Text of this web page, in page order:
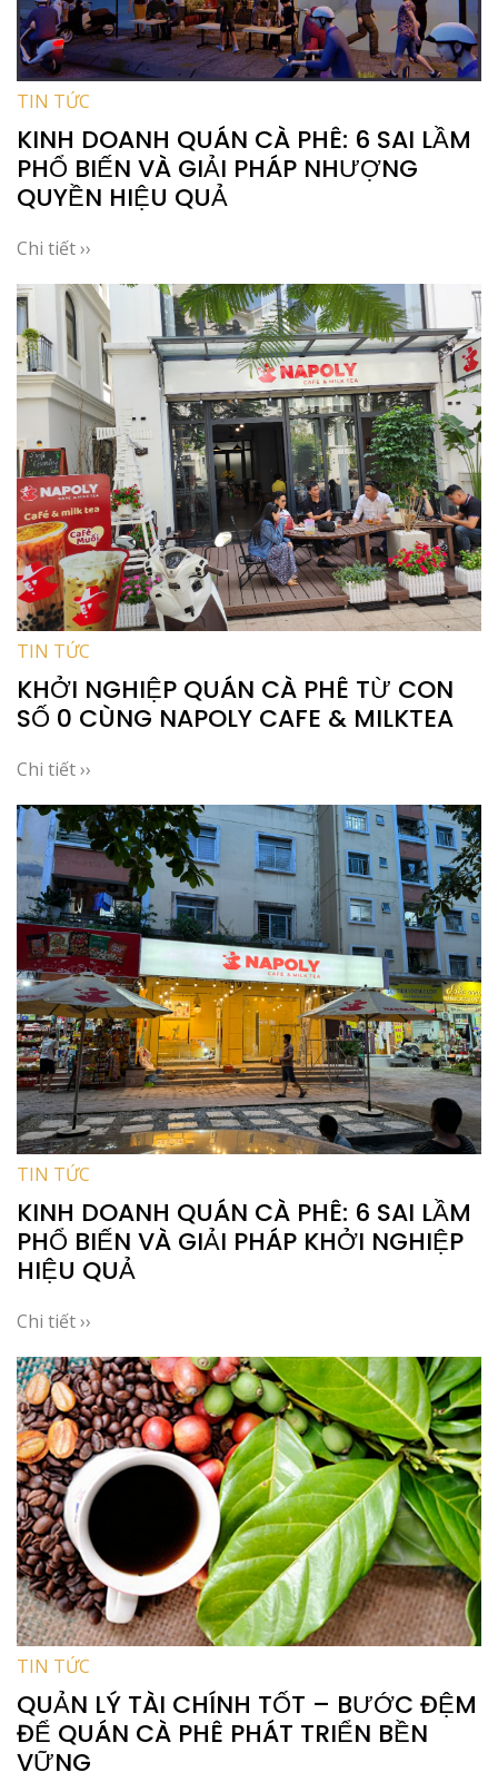
TIN TỨC
KINH DOANH QUÁN CÀ PHÊ: 6 SAI LẦM
PHỔ BIẾN VÀ GIẢI PHÁP NHƯỢNG
QUYỀN HIỆU QUẢ
Chi tiết ››
TIN TỨC
KHỞI NGHIỆP QUÁN CÀ PHÊ TỪ CON
SỐ 0 CÙNG NAPOLY CAFE & MILKTEA
Chi tiết ››
TIN TỨC
KINH DOANH QUÁN CÀ PHÊ: 6 SAI LẦM
PHỔ BIẾN VÀ GIẢI PHÁP KHỞI NGHIỆP
HIỆU QUẢ
Chi tiết ››
TIN TỨC
QUẢN LÝ TÀI CHÍNH TỐT – BƯỚC ĐỆM
ĐỂ QUÁN CÀ PHÊ PHÁT TRIỂN BỀN
VỮNG